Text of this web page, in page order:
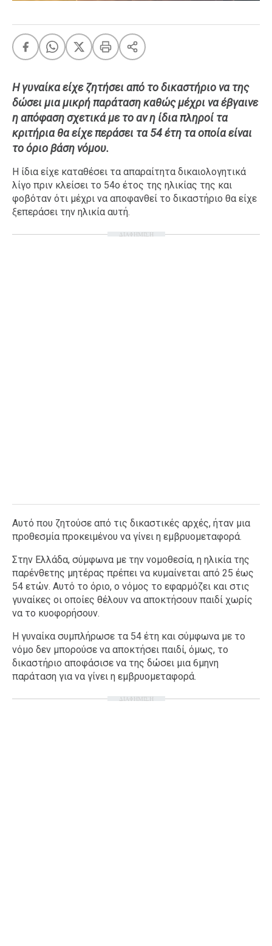
Xmas
LIFE
Food
Body+Mind
Ταξίδια
Style
Σπίτι
Family
Σχέσεις
Η γυναίκα είχε ζητήσει από το δικαστήριο να της
δώσει μια μικρή παράταση καθώς μέχρι να έβγαινε
η απόφαση σχετικά με το αν η ίδια πληροί τα
κριτήρια θα είχε περάσει τα 54 έτη τα οποία είναι
το όριο βάση νόμου.
Η ίδια είχε καταθέσει τα απαραίτητα δικαιολογητικά
λίγο πριν κλείσει το 54ο έτος της ηλικίας της και
φοβόταν ότι μέχρι να αποφανθεί το δικαστήριο θα είχε
ξεπεράσει την ηλικία αυτή.
ΔΙΑΦΗΜΙΣΗ
Αυτό που ζητούσε από τις δικαστικές αρχές, ήταν μια
προθεσμία προκειμένου να γίνει η εμβρυομεταφορά.
Στην Ελλάδα, σύμφωνα με την νομοθεσία, η ηλικία της
παρένθετης μητέρας πρέπει να κυμαίνεται από 25 έως
54 ετών. Αυτό το όριο, ο νόμος το εφαρμόζει και στις
γυναίκες οι οποίες θέλουν να αποκτήσουν παιδί χωρίς
να το κυοφορήσουν.
Η γυναίκα συμπλήρωσε τα 54 έτη και σύμφωνα με το
νόμο δεν μπορούσε να αποκτήσει παιδί, όμως, το
δικαστήριο αποφάσισε να της δώσει μια 6μηνη
παράταση για να γίνει η εμβρυομεταφορά.
ΔΙΑΦΗΜΙΣΗ